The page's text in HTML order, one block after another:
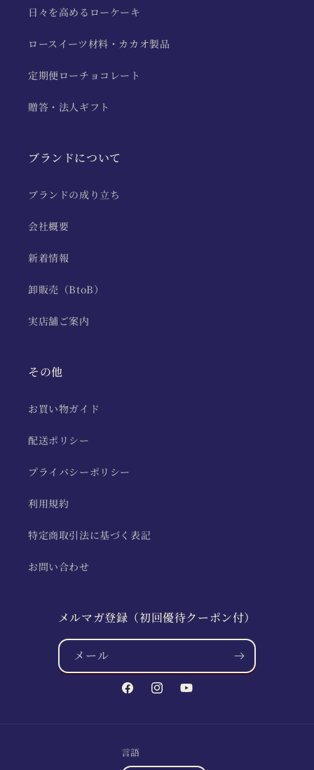
日々を高めるローケーキ
ロースイーツ材料・カカオ製品
定期便ローチョコレート
贈答・法人ギフト
ブランドについて
ブランドの成り立ち
会社概要
新着情報
卸販売（BtoB）
実店舗ご案内
その他
お買い物ガイド
配送ポリシー
プライバシーポリシー
利用規約
特定商取引法に基づく表記
お問い合わせ
メルマガ登録（初回優待クーポン付）
メール
FacebookInstagramYouTube
言語